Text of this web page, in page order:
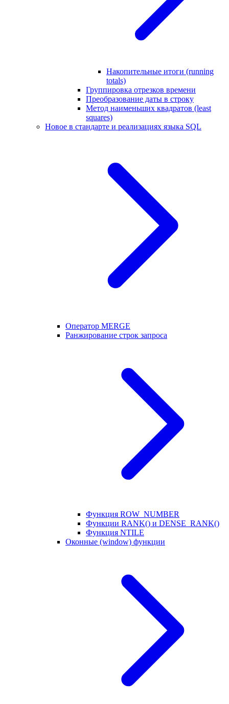
Накопительные итоги (running
totals)
Группировка отрезков времени
Преобразование даты в строку
Метод наименьших квадратов (least
squares)
Новое в стандарте и реализациях языка SQL
Оператор MERGE
Ранжирование строк запроса
Функция ROW_NUMBER
Функции RANK() и DENSE_RANK()
Функция NTILE
Оконные (window) функции